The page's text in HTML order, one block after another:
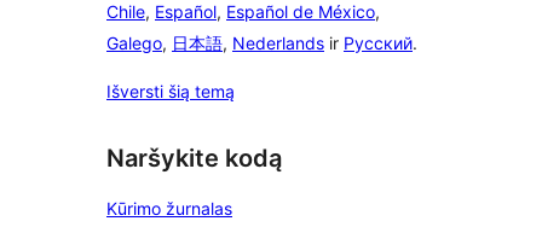
Chile, Español, Español de México,
Galego, 日本語, Nederlands ir Русский.
Išversti šią temą
Naršykite kodą
Kūrimo žurnalas